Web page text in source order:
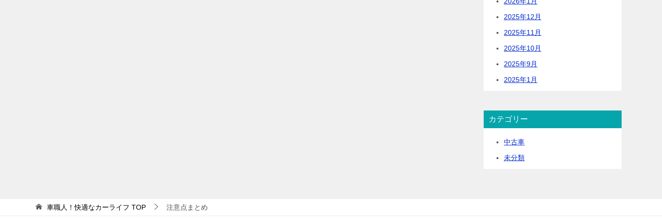
2025年12月
2025年11月
2025年10月
2025年9月
2025年1月
カテゴリー
中古車
未分類
車職人！快適なカーライフ TOP 注意点まとめ